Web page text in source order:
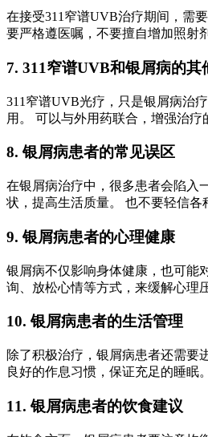
在接受311窄谱UVB治疗期间，需
要严格遵医嘱，不要擅自增加照射
7. 311窄谱UVB和银屑病的其
311窄谱UVB光疗，只是银屑病治
用。 可以与外用药联合，增强治
8. 银屑病患者的常见误区
在银屑病治疗中，很多患者会陷入
状，提高生活质量。 也不要轻信各
9. 银屑病患者的心理健康
银屑病不仅影响身体健康，也可能
询、放松心情等方式，来缓解心理
10. 银屑病患者的生活管理
除了积极治疗，银屑病患者还需要
良好的作息习惯，保证充足的睡眠
11. 银屑病患者的饮食建议